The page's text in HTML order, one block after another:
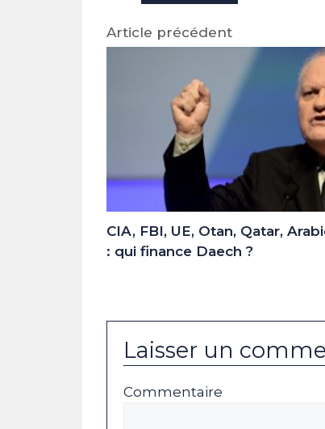
Article précédent
CIA, FBI, UE, Otan, Qatar,
: qui finance Daech ?
Laisser un
Commentaire